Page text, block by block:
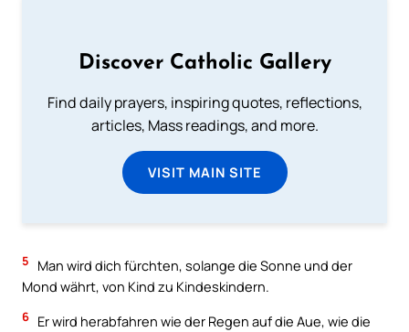
Discover Catholic Gallery
Find daily prayers, inspiring quotes, reflections,
articles, Mass readings, and more.
VISIT MAIN SITE
5
Man wird dich fürchten, solange die Sonne und der
Mond währt, von Kind zu Kindeskindern.
6 Er wird herabfahren wie der Regen auf die Aue, wie die